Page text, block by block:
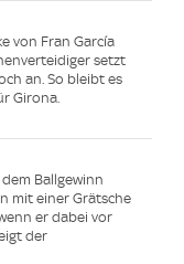
von Fran García
setzt
an. So bleibt es
Girona.
Ballgewinn
mit einer Grätsche
er dabei vor
der